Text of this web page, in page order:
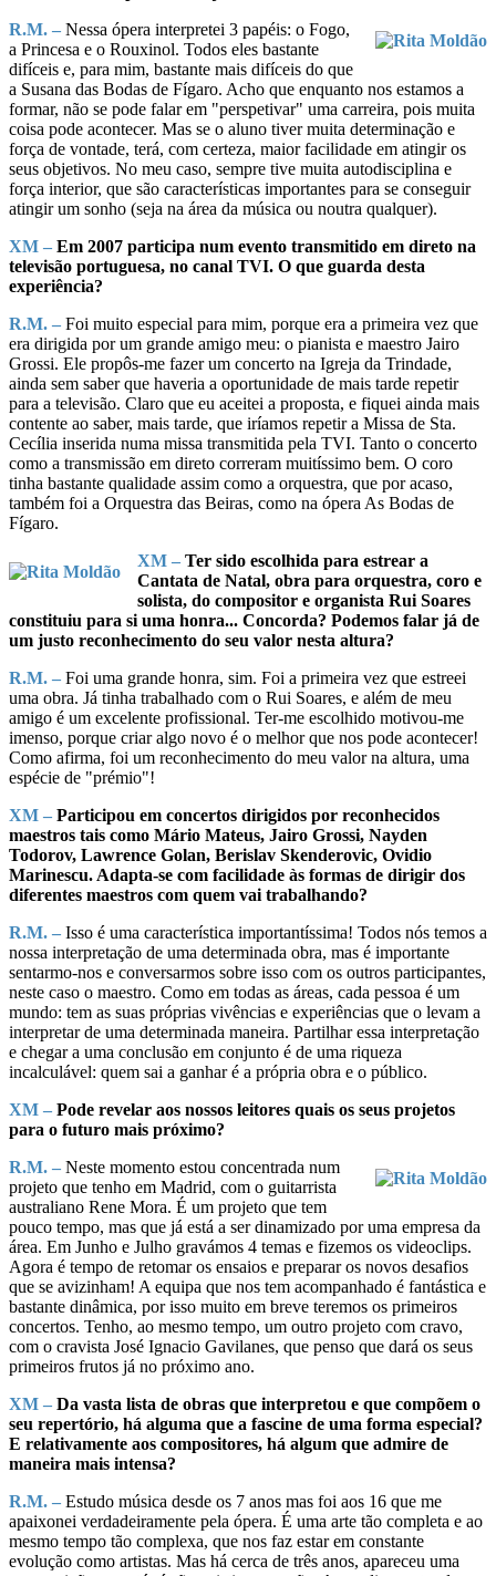
R.M. – Nessa ópera interpretei 3 papéis: o Fogo,
a Princesa e o Rouxinol. Todos eles bastante
difíceis e, para mim, bastante mais difíceis do que
a Susana das Bodas de Fígaro. Acho que enquanto nos estamos a
formar, não se pode falar em "perspetivar" uma carreira, pois muita
coisa pode acontecer. Mas se o aluno tiver muita determinação e
força de vontade, terá, com certeza, maior facilidade em atingir os
seus objetivos. No meu caso, sempre tive muita autodisciplina e
força interior, que são características importantes para se conseguir
atingir um sonho (seja na área da música ou noutra qualquer).
XM – Em 2007 participa num evento transmitido em direto na
televisão portuguesa, no canal TVI. O que guarda desta
experiência?
R.M. – Foi muito especial para mim, porque era a primeira vez que
era dirigida por um grande amigo meu: o pianista e maestro Jairo
Grossi. Ele propôs-me fazer um concerto na Igreja da Trindade,
ainda sem saber que haveria a oportunidade de mais tarde repetir
para a televisão. Claro que eu aceitei a proposta, e fiquei ainda mais
contente ao saber, mais tarde, que iríamos repetir a Missa de Sta.
Cecília inserida numa missa transmitida pela TVI. Tanto o concerto
como a transmissão em direto correram muitíssimo bem. O coro
tinha bastante qualidade assim como a orquestra, que por acaso,
também foi a Orquestra das Beiras, como na ópera As Bodas de
Fígaro.
XM – Ter sido escolhida para estrear a
Cantata de Natal, obra para orquestra, coro e
solista, do compositor e organista Rui Soares
constituiu para si uma honra... Concorda? Podemos falar já de
um justo reconhecimento do seu valor nesta altura?
R.M. – Foi uma grande honra, sim. Foi a primeira vez que estreei
uma obra. Já tinha trabalhado com o Rui Soares, e além de meu
amigo é um excelente profissional. Ter-me escolhido motivou-me
imenso, porque criar algo novo é o melhor que nos pode acontecer!
Como afirma, foi um reconhecimento do meu valor na altura, uma
espécie de "prémio"!
XM – Participou em concertos dirigidos por reconhecidos
maestros tais como Mário Mateus, Jairo Grossi, Nayden
Todorov, Lawrence Golan, Berislav Skenderovic, Ovidio
Marinescu. Adapta-se com facilidade às formas de dirigir dos
diferentes maestros com quem vai trabalhando?
R.M. – Isso é uma característica importantíssima! Todos nós temos a
nossa interpretação de uma determinada obra, mas é importante
sentarmo-nos e conversarmos sobre isso com os outros participantes,
neste caso o maestro. Como em todas as áreas, cada pessoa é um
mundo: tem as suas próprias vivências e experiências que o levam a
interpretar de uma determinada maneira. Partilhar essa interpretação
e chegar a uma conclusão em conjunto é de uma riqueza
incalculável: quem sai a ganhar é a própria obra e o público.
XM – Pode revelar aos nossos leitores quais os seus projetos
para o futuro mais próximo?
R.M. – Neste momento estou concentrada num
projeto que tenho em Madrid, com o guitarrista
australiano Rene Mora. É um projeto que tem
pouco tempo, mas que já está a ser dinamizado por uma empresa da
área. Em Junho e Julho gravámos 4 temas e fizemos os videoclips.
Agora é tempo de retomar os ensaios e preparar os novos desafios
que se avizinham! A equipa que nos tem acompanhado é fantástica e
bastante dinâmica, por isso muito em breve teremos os primeiros
concertos. Tenho, ao mesmo tempo, um outro projeto com cravo,
com o cravista José Ignacio Gavilanes, que penso que dará os seus
primeiros frutos já no próximo ano.
XM – Da vasta lista de obras que interpretou e que compõem o
seu repertório, há alguma que a fascine de uma forma especial?
E relativamente aos compositores, há algum que admire de
maneira mais intensa?
R.M. – Estudo música desde os 7 anos mas foi aos 16 que me
apaixonei verdadeiramente pela ópera. É uma arte tão completa e ao
mesmo tempo tão complexa, que nos faz estar em constante
evolução como artistas. Mas há cerca de três anos, apareceu uma